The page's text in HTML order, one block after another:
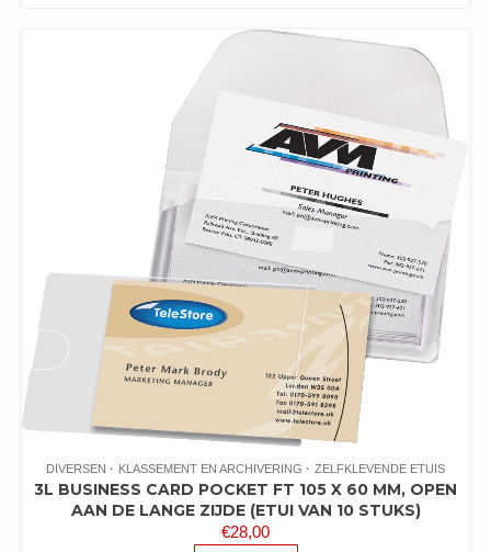
DIVERSEN KLASSEMENT EN ARCHIVERING ZELFKLEVENDE ETUIS
3L BUSINESS CARD POCKET FT 105 X 60 MM, OPEN
AAN DE LANGE ZIJDE (ETUI VAN 10 STUKS)
€28,00